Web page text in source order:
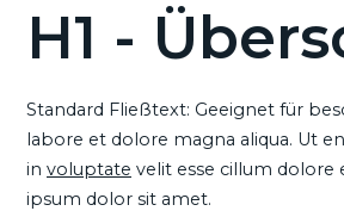
H1 -
Standard Fließtext: Geeignet für
labore et dolore magna aliqua. Ut
in voluptate velit esse cillum dolore
ipsum dolor sit amet.